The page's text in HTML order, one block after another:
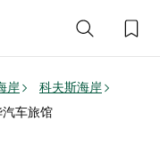
岸
科夫斯海岸
车旅馆